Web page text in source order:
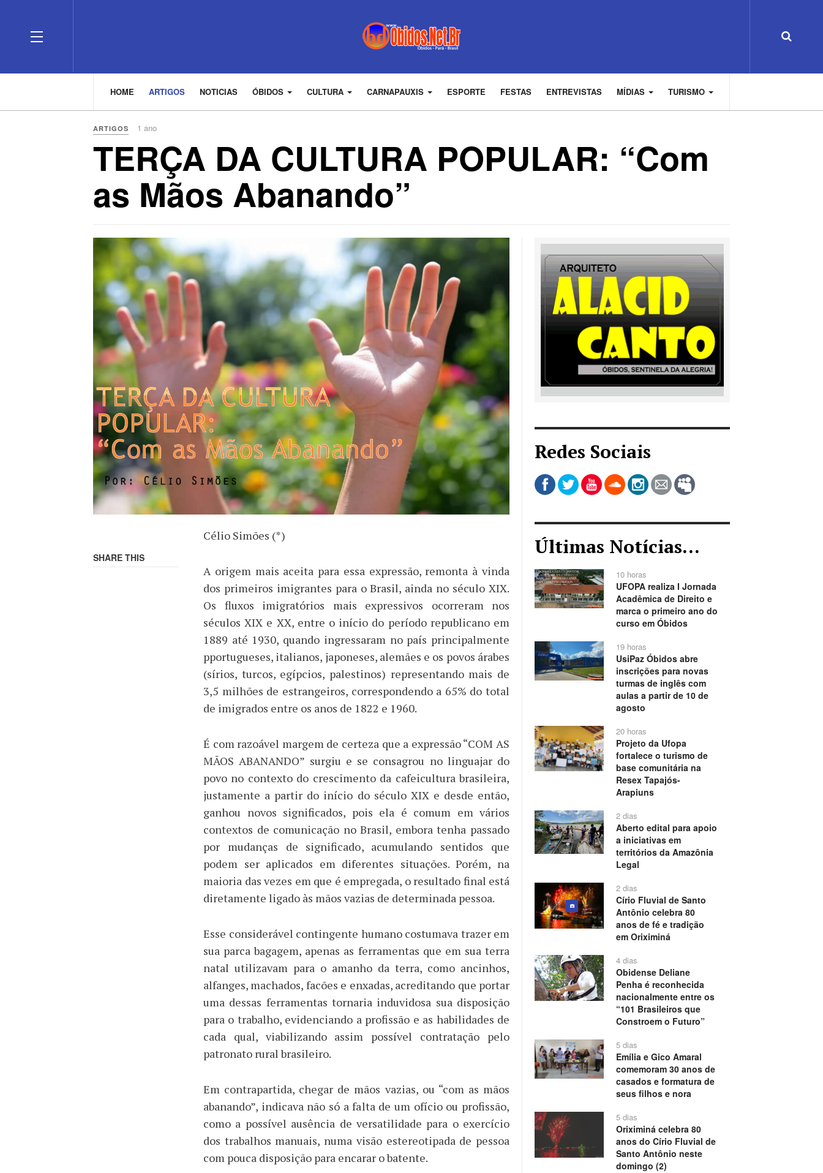
HOME ARTIGOS NOTICIAS ÓBIDOS CULTURA CARNAPAUXIS ESPORTE FESTAS ENTREVISTAS MÍDIAS TURISMO
ARTIGOS 1 ano
TERÇA DA CULTURA POPULAR: “Com
as Mãos Abanando”
SHARE THIS
Célio Simões (*)
A origem mais aceita para essa expressão, remonta à vinda
dos primeiros imigrantes para o Brasil, ainda no século XIX.
Os fluxos imigratórios mais expressivos ocorreram nos
séculos XIX e XX, entre o início do período republicano em
1889 até 1930, quando ingressaram no país principalmente
pportugueses, italianos, japoneses, alemães e os povos árabes
(sírios, turcos, egípcios, palestinos) representando mais de
3,5 milhões de estrangeiros, correspondendo a 65% do total
de imigrados entre os anos de 1822 e 1960.
É com razoável margem de certeza que a expressão “COM AS
MÃOS ABANANDO” surgiu e se consagrou no linguajar do
povo no contexto do crescimento da cafeicultura brasileira,
justamente a partir do início do século XIX e desde então,
ganhou novos significados, pois ela é comum em vários
contextos de comunicação no Brasil, embora tenha passado
por mudanças de significado, acumulando sentidos que
podem ser aplicados em diferentes situações. Porém, na
maioria das vezes em que é empregada, o resultado final está
diretamente ligado às mãos vazias de determinada pessoa.
Esse considerável contingente humano costumava trazer em
sua parca bagagem, apenas as ferramentas que em sua terra
natal utilizavam para o amanho da terra, como ancinhos,
alfanges, machados, facões e enxadas, acreditando que portar
uma dessas ferramentas tornaria induvidosa sua disposição
para o trabalho, evidenciando a profissão e as habilidades de
cada qual, viabilizando assim possível contratação pelo
patronato rural brasileiro.
Em contrapartida, chegar de mãos vazias, ou “com as mãos
abanando”, indicava não só a falta de um ofício ou profissão,
como a possível ausência de versatilidade para o exercício
dos trabalhos manuais, numa visão estereotipada de pessoa
com pouca disposição para encarar o batente.
Redes Sociais
Últimas Notícias...
10 horas
UFOPA realiza I Jornada
Acadêmica de Direito e
marca o primeiro ano do
curso em Óbidos
19 horas
UsiPaz Óbidos abre
inscrições para novas
turmas de inglês com
aulas a partir de 10 de
agosto
20 horas
Projeto da Ufopa
fortalece o turismo de
base comunitária na
Resex Tapajós-
Arapiuns
2 dias
Aberto edital para apoio
a iniciativas em
territórios da Amazônia
Legal
2 dias
Círio Fluvial de Santo
Antônio celebra 80
anos de fé e tradição
em Oriximiná
4 dias
Obidense Deliane
Penha é reconhecida
nacionalmente entre os
“101 Brasileiros que
Constroem o Futuro”
5 dias
Emília e Gico Amaral
comemoram 30 anos de
casados e formatura de
seus filhos e nora
5 dias
Oriximiná celebra 80
anos do Círio Fluvial de
Santo Antônio neste
domingo (2)